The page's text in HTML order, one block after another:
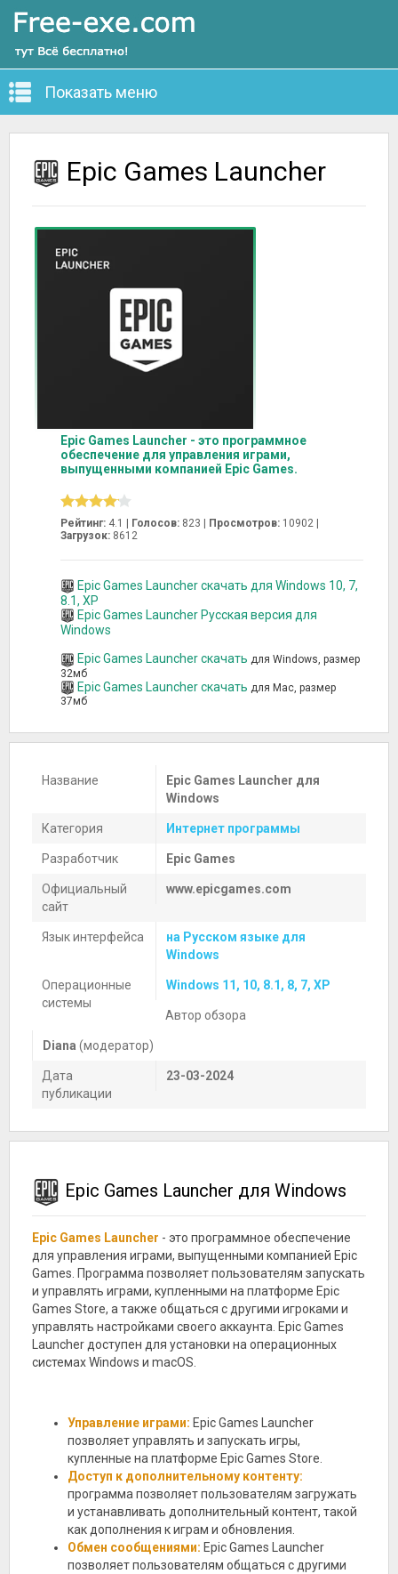
Показать меню
Epic Games Launcher
Epic Games Launcher - это программное
обеспечение для управления играми,
выпущенными компанией Epic Games.
Рейтинг: 4.1 | Голосов: 823 | Просмотров: 10902 |
Загрузок: 8612
Epic Games Launcher скачать для Windows 10, 7,
8.1, XP
Epic Games Launcher Русская версия для
Windows
Epic Games Launcher скачать для Windows, размер
32мб
Epic Games Launcher скачать для Mac, размер
37мб
Название
Epic Games Launcher для
Windows
Категория Интернет программы
Разработчик Epic Games
Официальный
сайт
www.epicgames.com
Язык интерфейса
на Русском языке для
Windows
Операционные
системы
Windows 11, 10, 8.1, 8, 7, XP
Автор обзора
Diana (модератор)
Дата
публикации
23-03-2024
Epic Games Launcher для Windows
Epic Games Launcher - это программное обеспечение
для управления играми, выпущенными компанией Epic
Games. Программа позволяет пользователям запускать
и управлять играми, купленными на платформе Epic
Games Store, а также общаться с другими игроками и
управлять настройками своего аккаунта. Epic Games
Launcher доступен для установки на операционных
системах Windows и macOS.
Управление играми: Epic Games Launcher
позволяет управлять и запускать игры,
купленные на платформе Epic Games Store.
Доступ к дополнительному контенту:
программа позволяет пользователям загружать
и устанавливать дополнительный контент, такой
как дополнения к играм и обновления.
Обмен сообщениями: Epic Games Launcher
позволяет пользователям общаться с другими